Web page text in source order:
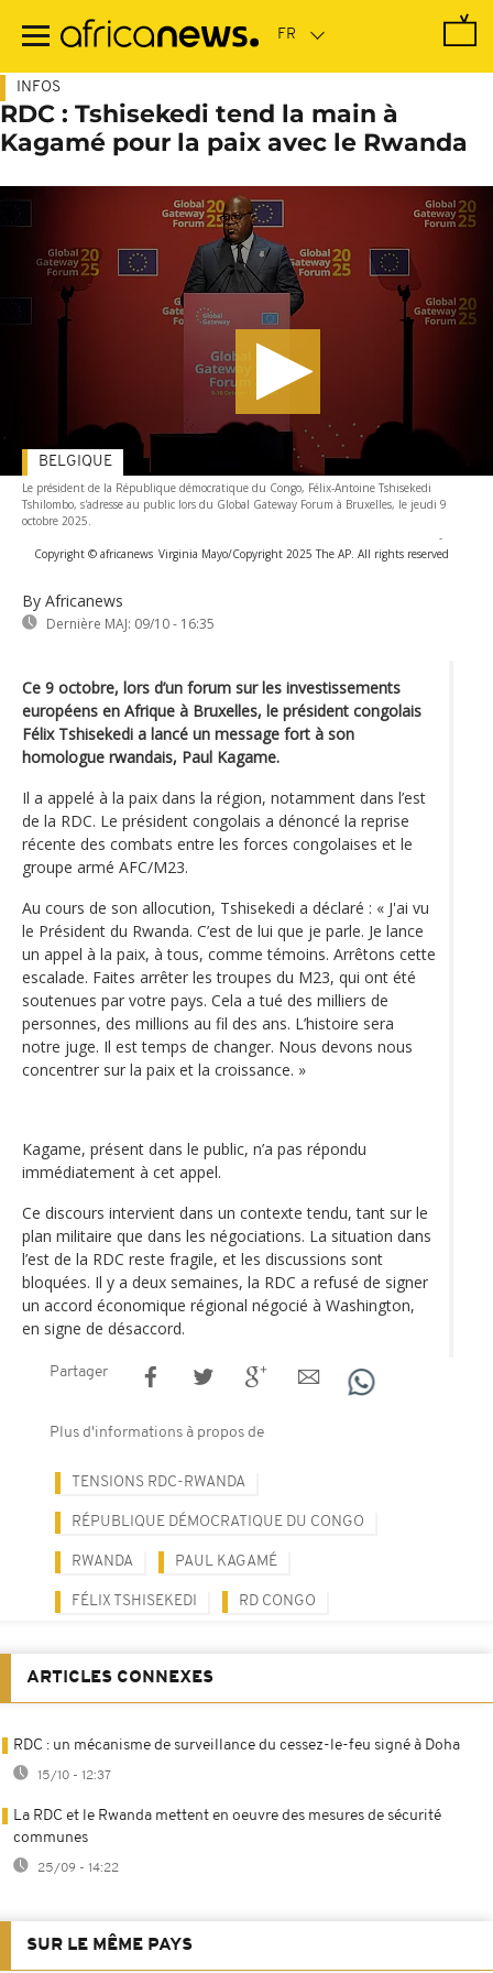
contenu
INFOS
RDC : Tshisekedi tend la main à
Kagamé pour la paix avec le Rwanda
Le président de la République démocratique du Congo, Félix-Antoine Tshisekedi
Tshilombo, s'adresse au public lors du Global Gateway Forum à Bruxelles, le jeudi 9
octobre 2025.
-
Copyright © africanews Virginia Mayo/Copyright 2025 The AP. All rights reserved
By Africanews
Dernière MAJ: 09/10 - 16:35
BELGIQUE
Ce 9 octobre, lors d’un forum sur les investissements
européens en Afrique à Bruxelles, le président congolais
Félix Tshisekedi a lancé un message fort à son
homologue rwandais, Paul Kagame.
Il a appelé à la paix dans la région, notamment dans l’est
de la RDC. Le président congolais a dénoncé la reprise
récente des combats entre les forces congolaises et le
groupe armé AFC/M23.
Au cours de son allocution, Tshisekedi a déclaré : « J'ai vu
le Président du Rwanda. C’est de lui que je parle. Je lance
un appel à la paix, à tous, comme témoins. Arrêtons cette
escalade. Faites arrêter les troupes du M23, qui ont été
soutenues par votre pays. Cela a tué des milliers de
personnes, des millions au fil des ans. L’histoire sera
notre juge. Il est temps de changer. Nous devons nous
concentrer sur la paix et la croissance. »
Kagame, présent dans le public, n’a pas répondu
immédiatement à cet appel.
Ce discours intervient dans un contexte tendu, tant sur le
plan militaire que dans les négociations. La situation dans
l’est de la RDC reste fragile, et les discussions sont
bloquées. Il y a deux semaines, la RDC a refusé de signer
un accord économique régional négocié à Washington,
en signe de désaccord.
Partager
Plus d'informations à propos de
TENSIONS RDC-RWANDA
RÉPUBLIQUE DÉMOCRATIQUE DU CONGO
RWANDA PAUL KAGAMÉ
FÉLIX TSHISEKEDI RD CONGO
ARTICLES CONNEXES
RDC : un mécanisme de surveillance du cessez-le-feu signé à Doha
15/10 - 12:37
La RDC et le Rwanda mettent en oeuvre des mesures de sécurité
communes
25/09 - 14:22
SUR LE MÊME PAYS